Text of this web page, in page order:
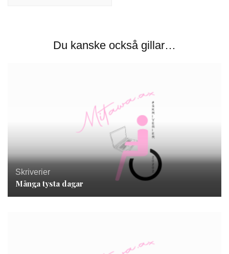
Du kanske också gillar…
Skriverier
Många tysta dagar